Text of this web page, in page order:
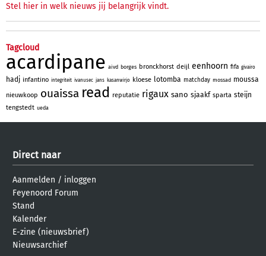
Stel hier in welk nieuws jij belangrijk vindt.
Tagcloud
acardipane aivd borges bronckhorst deijl eenhoorn fifa givairo
hadj infantino integriteit ivanusec jans kasanwirjo kloese lotomba matchday mossad moussa
nieuwkoop ouaissa read reputatie rigaux sano sjaakf sparta steijn
tengstedt ueda
Direct naar
Aanmelden / inloggen
Feyenoord Forum
Stand
Kalender
E-zine (nieuwsbrief)
Nieuwsarchief